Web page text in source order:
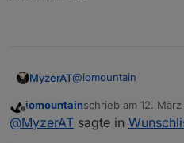
MyzerAT@iomountain
kannst du mir kurz
pls
Offline
iomountainschrieb am 12.
zuletzt editiert von
@MyzerAT sagte in